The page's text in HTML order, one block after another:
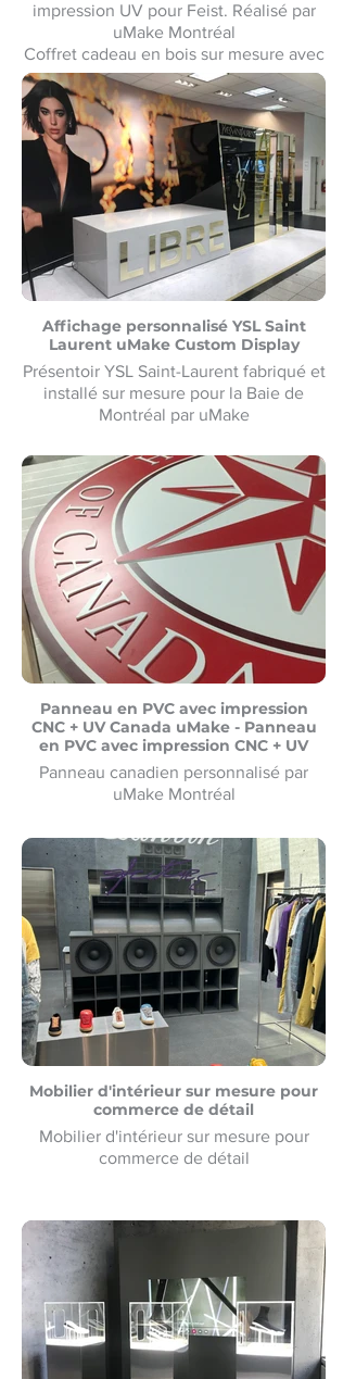
impression UV pour Feist. Réalisé par
uMake Montréal
Coffret cadeau en bois sur mesure avec
impression UV pour Feist. Fabriqué par
uMake Montréal
Affichage personnalisé YSL Saint
Laurent uMake Custom Display
Présentoir YSL Saint-Laurent fabriqué et
installé sur mesure pour la Baie de
Montréal par uMake
Présentoir YSL Saint-Laurent sur mesure
et installé pour la Baie de Montréal par
uMake
Panneau en PVC avec impression
CNC + UV Canada uMake - Panneau
en PVC avec impression CNC + UV
Panneau canadien personnalisé par
uMake Montréal
Mobilier d'intérieur sur mesure pour
commerce de détail
Mobilier d'intérieur sur mesure pour
commerce de détail